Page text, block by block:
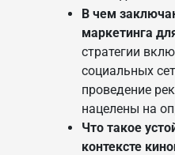
В чем
маркетинга
стратегии
социальных
проведение
нацелены на
Что такое
контексте